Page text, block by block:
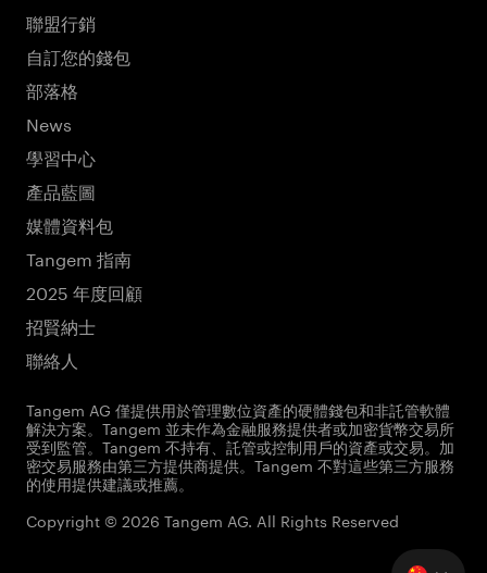
聯盟行銷
自訂您的錢包
部落格
News
學習中心
產品藍圖
媒體資料包
Tangem 指南
2025 年度回顧
招賢納士
聯絡人
Tangem AG 僅提供用於管理數位資產的硬體錢包和非託管軟體
解決方案。Tangem 並未作為金融服務提供者或加密貨幣交易所
受到監管。Tangem 不持有、託管或控制用戶的資產或交易。加
密交易服務由第三方提供商提供。Tangem 不對這些第三方服務
的使用提供建議或推薦。